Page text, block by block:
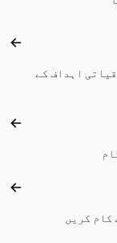
اہداف کے
کام کریں